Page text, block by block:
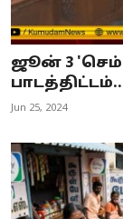
ஜூன் 3
Jun 25, 2024